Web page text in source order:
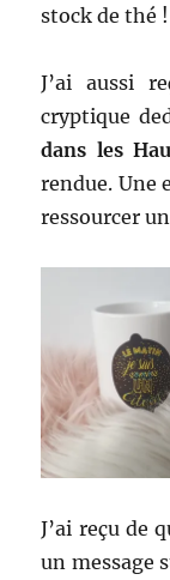
stock de thé !
J’ai aussi
cryptique
dans les
rendue. Une
ressourcer
J’ai reçu de
un message